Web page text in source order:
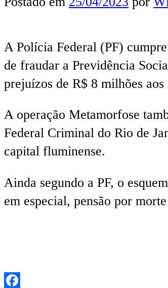
A Polícia Federal (PF)
de fraudar a Previdência
prejuízos de R$ 8 milhões
A operação Metamorfose
Federal Criminal do Rio de
capital fluminense.
Ainda segundo a PF, o
em especial, pensão por